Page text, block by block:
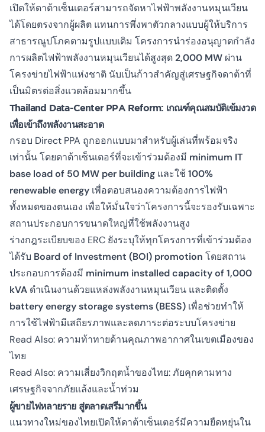
เปิดให้ดาต้าเซ็นเตอร์สามารถจัดหาไฟฟ้าพลังงานหมุนเวียน
ได้โดยตรงจากผู้ผลิต แทนการพึ่งพาตัวกลางแบบผู้ให้บริการ
สาธารณูปโภคตามรูปแบบเดิม โครงการนำร่องอนุญาตกำลัง
การผลิตไฟฟ้าพลังงานหมุนเวียนได้สูงสุด2,000 MW ผ่าน
โครงข่ายไฟฟ้าแห่งชาติ นับเป็นก้าวสำคัญสู่เศรษฐกิจดาต้าที่
เป็นมิตรต่อสิ่งแวดล้อมมากขึ้น
Thailand Data-Center PPA Reform: เกณฑ์คุณสมบัติเข้มงวด
เพื่อเข้าถึงพลังงานสะอาด
กรอบ Direct PPA ถูกออกแบบมาสำหรับผู้เล่นที่พร้อมจริง
เท่านั้น โดยดาต้าเซ็นเตอร์ที่จะเข้าร่วมต้องมี minimum IT
base load of 50 MW per building และใช้ 100%
renewable energy เพื่อตอบสนองความต้องการไฟฟ้า
ทั้งหมดของตนเอง เพื่อให้มั่นใจว่าโครงการนี้จะรองรับเฉพาะ
สถานประกอบการขนาดใหญ่ที่ใช้พลังงานสูง
ร่างกฎระเบียบของ ERC ยังระบุให้ทุกโครงการที่เข้าร่วมต้อง
ได้รับ Board of Investment (BOI) promotion โดยสถาน
ประกอบการต้องมี minimum installed capacity of 1,000
kVA ดำเนินงานด้วยแหล่งพลังงานหมุนเวียน และติดตั้ง
battery energy storage systems (BESS) เพื่อช่วยทำให้
การใช้ไฟฟ้ามีเสถียรภาพและลดภาระต่อระบบโครงข่าย
Read Also: ความท้าทายด้านคุณภาพอากาศในเขตเมืองของ
ไทย
Read Also: ความเสี่ยงวิกฤตน้ำของไทย: ภัยคุกคามทาง
เศรษฐกิจจากภัยแล้งและน้ำท่วม
ผู้ขายไฟหลายราย สู่ตลาดเสรีมากขึ้น
แนวทางใหม่ของไทยเปิดให้ดาต้าเซ็นเตอร์มีความยืดหยุ่นใน